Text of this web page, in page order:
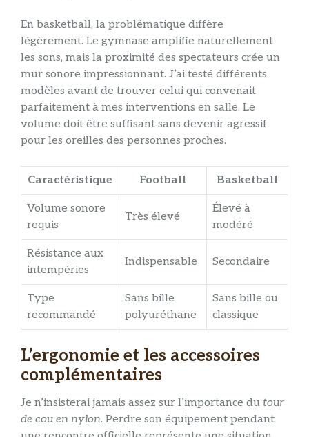
En basketball, la problématique diffère
légèrement. Le gymnase amplifie naturellement
les sons, mais la proximité des spectateurs crée un
mur sonore impressionnant. J’ai testé différents
modèles avant de trouver celui qui convenait
parfaitement à mes interventions en salle. Le
volume doit être suffisant sans devenir agressif
pour les oreilles des personnes proches.
Caractéristique Football Basketball
Volume sonore
requis
Très élevé
Élevé à
modéré
Résistance aux
intempéries
Indispensable Secondaire
Type
recommandé
Sans bille
polyuréthane
Sans bille ou
classique
L’ergonomie et les accessoires
complémentaires
Je n’insisterai jamais assez sur l’importance du tour
de cou en nylon. Perdre son équipement pendant